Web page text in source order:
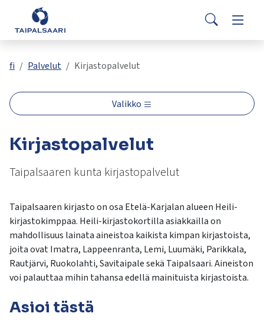
Siirry pääsisältöön
Palaute
Yhteystiedot
Search
Valitse
oleva
ylös-
ja
Siirry
valittuun
hakutulokseen
Kosketuslaitteiden
käyttäjät
voivat
käyttää
kosketus-
ja
Asuminen ja rakentaminen
Opetus ja kasvatus
Hyvinvointi ja terveys
Kulttuuri ja vapaa-aika
Kunta ja päätöksenteko
Työ ja yrittäminen
fi Palvelut Kirjastopalvelut
Valikko
Kirjastopalvelut
Taipalsaaren kunta kirjastopalvelut
Taipalsaaren kirjasto on osa Etelä-Karjalan alueen Heili-
kirjastokimppaa. Heili-kirjastokortilla asiakkailla on
mahdollisuus lainata aineistoa kaikista kimpan kirjastoista,
joita ovat Imatra, Lappeenranta, Lemi, Luumäki, Parikkala,
Rautjärvi, Ruokolahti, Savitaipale sekä Taipalsaari. Aineiston
voi palauttaa mihin tahansa edellä mainituista kirjastoista.
Asioi tästä